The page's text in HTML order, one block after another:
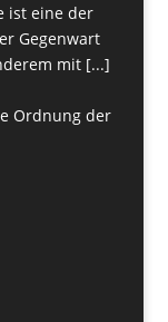
ist eine der
Gegenwart
mit [...]
Ordnung der